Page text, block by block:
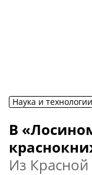
Наука и технологии
В
Из Красной